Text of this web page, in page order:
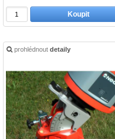
Koupit
prohlédnout detaily